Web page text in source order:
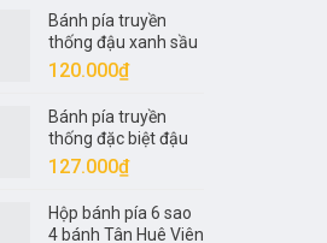
Bánh pía truyền
thống đậu xanh sầu
riêng 1 trứng 4 sao
Tân Huê Viên 540gr
120.000₫
Bánh pía truyền
thống đặc biệt đậu
xanh sầu riêng 1
trứng 5 sao Tân Huê
Viên 600gr
127.000₫
Hộp bánh pía 6 sao
4 bánh Tân Huê Viên